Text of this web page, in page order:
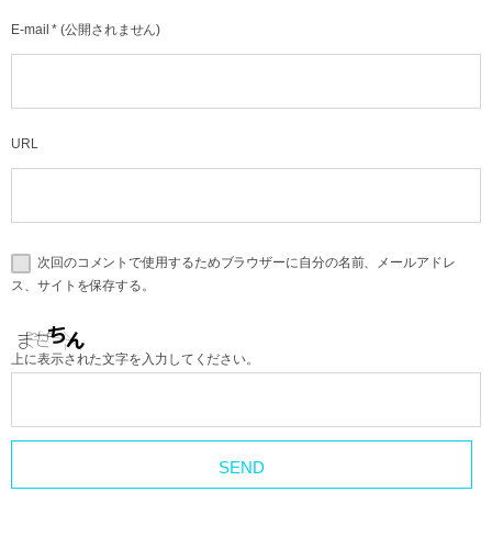
E-mail * (公開されません)
URL
次回のコメントで使用するためブラウザーに自分の名前、メールアドレ
ス、サイトを保存する。
上に表示された文字を入力してください。